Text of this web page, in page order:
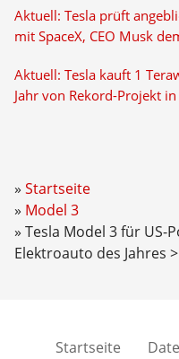
Aktuell: Tesla prüft
mit SpaceX, CEO Musk
Aktuell: Tesla kauft 1
Jahr von Rekord-Projekt
Startseite
Model 3
Tesla Model 3 für US-
Elektroauto des Jahres
Startseite